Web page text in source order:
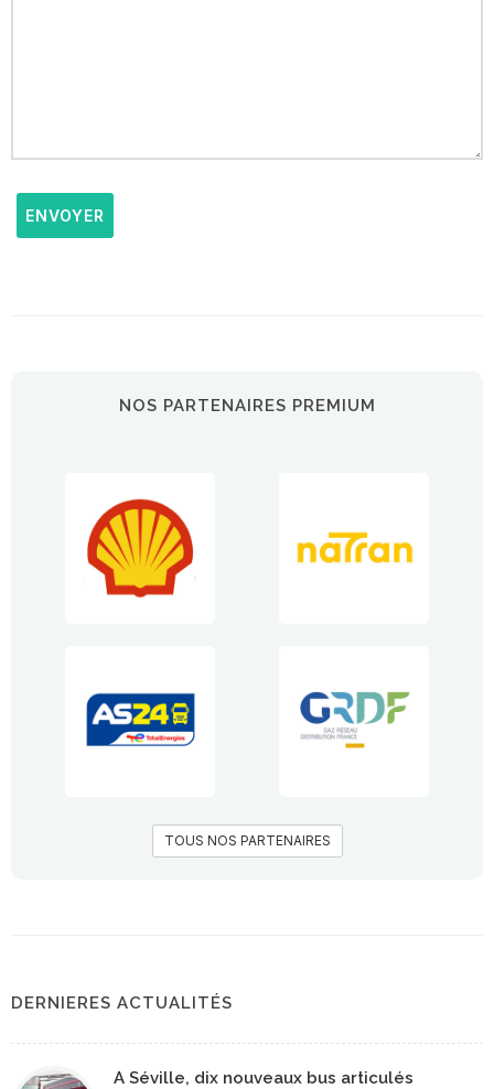
ENVOYER
NOS PARTENAIRES PREMIUM
TOUS NOS PARTENAIRES
DERNIERES ACTUALITÉS
A Séville, dix nouveaux bus articulés